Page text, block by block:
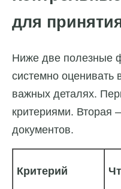
для
Ниже две полезные
системно оценивать
важных деталях.
критериями. Вторая
документов.
Критерий